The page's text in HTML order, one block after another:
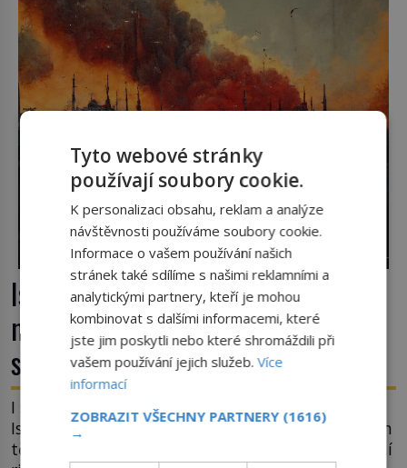
Istanbul v plamenech: Proč obří
megapoli ohrožují měsíce
smaženého lilku?
I současný kosmopolitní a dobře organizovaný
Istanbul nemá s rizikem požárů nikdy vyhráno. Jen
těžko si tak člověk dokáže představit, jaká požární
Tyto webové stránky
používají soubory cookie.
K personalizaci obsahu, reklam a analýze
návštěvnosti používáme soubory cookie.
Informace o vašem používání našich
stránek také sdílíme s našimi reklamními a
analytickými partnery, kteří je mohou
kombinovat s dalšími informacemi, které
jste jim poskytli nebo které shromáždili při
vašem používání jejich služeb.Více
informací
ZOBRAZIT VŠECHNY PARTNERY (1616)
→